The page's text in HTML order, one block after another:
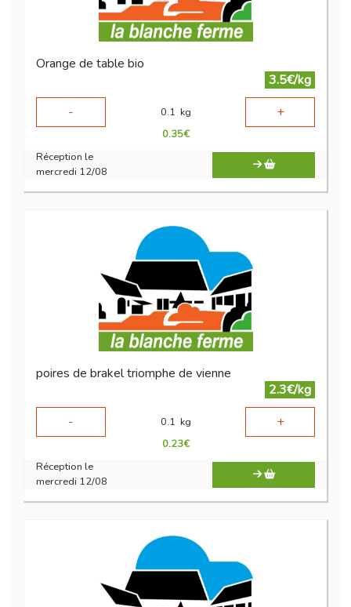
Orange de table bio
3.5€/kg
-
0.1 kg +
0.35€
Réception le
mercredi 12/08
poires de brakel triomphe de vienne
2.3€/kg
-
0.1 kg +
0.23€
Réception le
mercredi 12/08